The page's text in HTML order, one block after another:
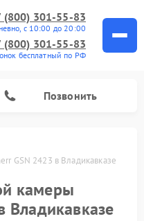
(800) 301-55-83
с 10:00 до 20:00
(800) 301-55-83
бесплатный по РФ
Позвонить
GSN 2423 в Владикавказе
камеры
Владикавказе